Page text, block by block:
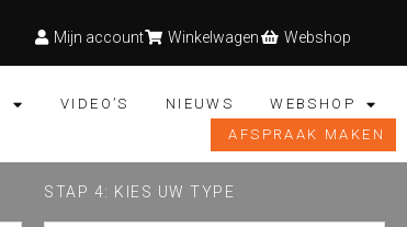
Mijn account Winkelwagen Webshop
VIDEO’S NIEUWS
WEBSHOP
AFSPRAAK MAKEN
STAP 4: KIES UW TYPE